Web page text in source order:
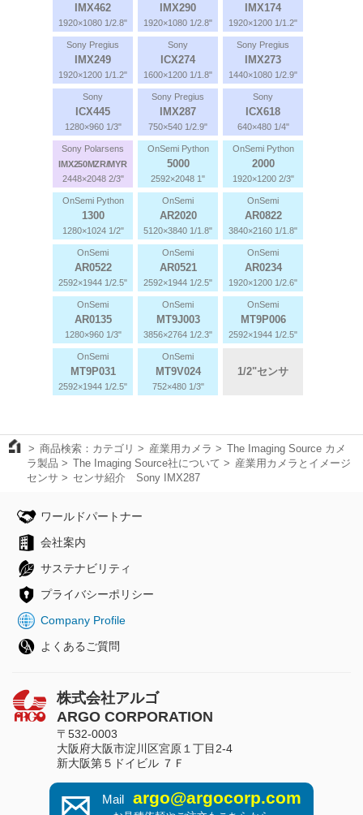
IMX462
1920×1080 1/2.8"
IMX290
1920×1080 1/2.8"
IMX174
1920×1200 1/1.2"
Sony Pregius
IMX249
1920×1200 1/1.2"
Sony
ICX274
1600×1200 1/1.8"
Sony Pregius
IMX273
1440×1080 1/2.9"
Sony
ICX445
1280×960 1/3"
Sony Pregius
IMX287
750×540 1/2.9"
Sony
ICX618
640×480 1/4"
Sony Polarsens
IMX250MZR/MYR
2448×2048 2/3"
OnSemi Python
5000
2592×2048 1"
OnSemi Python
2000
1920×1200 2/3"
OnSemi Python
1300
1280×1024 1/2"
OnSemi
AR2020
5120×3840 1/1.8"
OnSemi
AR0822
3840×2160 1/1.8"
OnSemi
AR0522
2592×1944 1/2.5"
OnSemi
AR0521
2592×1944 1/2.5"
OnSemi
AR0234
1920×1200 1/2.6"
OnSemi
AR0135
1280×960 1/3"
OnSemi
MT9J003
3856×2764 1/2.3"
OnSemi
MT9P006
2592×1944 1/2.5"
OnSemi
MT9P031
2592×1944 1/2.5"
OnSemi
MT9V024
752×480 1/3"
1/2"センサ
商品検索：カテゴリ 産業用カメラ
The Imaging Source カメ
ラ製品
The Imaging Source社について
産業用カメラとイメージ
センサ
センサ紹介 Sony IMX287
ワールドパートナー
会社案内
サステナビリティ
プライバシーポリシー
Company Profile
よくあるご質問
株式会社アルゴ
ARGO CORPORATION
〒532-0003
大阪府大阪市淀川区宮原１丁目2-4
新大阪第５ドイビル ７Ｆ
Mail argo@argocorp.com